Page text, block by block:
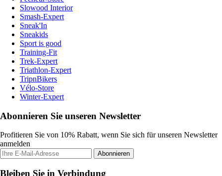
Slowood Interior
Smash-Expert
Sneak'In
Sneakids
Sport is good
Training-Fit
Trek-Expert
Triathlon-Expert
TripnBikers
Vélo-Store
Winter-Expert
Abonnieren Sie unseren Newsletter
Profitieren Sie von 10% Rabatt, wenn Sie sich für unseren Newsletter
anmelden
Abonnieren
Bleiben Sie in Verbindung